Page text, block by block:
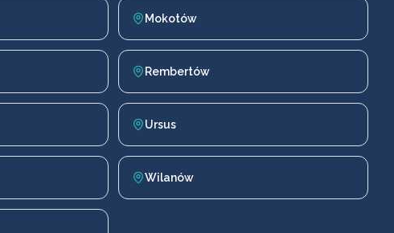
Mokotów
Rembertów
Ursus
Wilanów